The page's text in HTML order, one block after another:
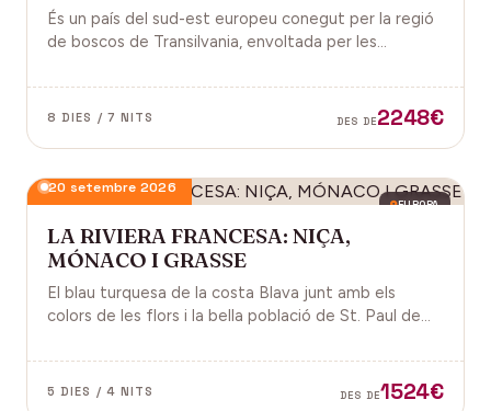
És un país del sud-est europeu conegut per la regió
de boscos de Transilvania, envoltada per les
segle XIV i el Castell de Peles.
8 DIES / 7 NITS DES DE2248€
EUROPA
20 setembre 2026
LA RIVIERA FRANCESA: NIÇA,
MÓNACO I GRASSE
El blau turquesa de la costa Blava junt amb els
colors de les flors i la bella població de St. Paul de
digne de visitar. Perfums a Grasse.
5 DIES / 4 NITS DES DE1524€